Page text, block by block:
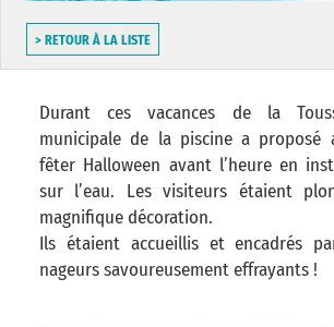
> RETOUR À LA LISTE
Durant ces vacances de la
municipale de la piscine a proposé
fêter Halloween avant l’heure en
sur l’eau. Les visiteurs étaient
magnifique décoration.
Ils étaient accueillis et encadrés
nageurs savoureusement effrayants !